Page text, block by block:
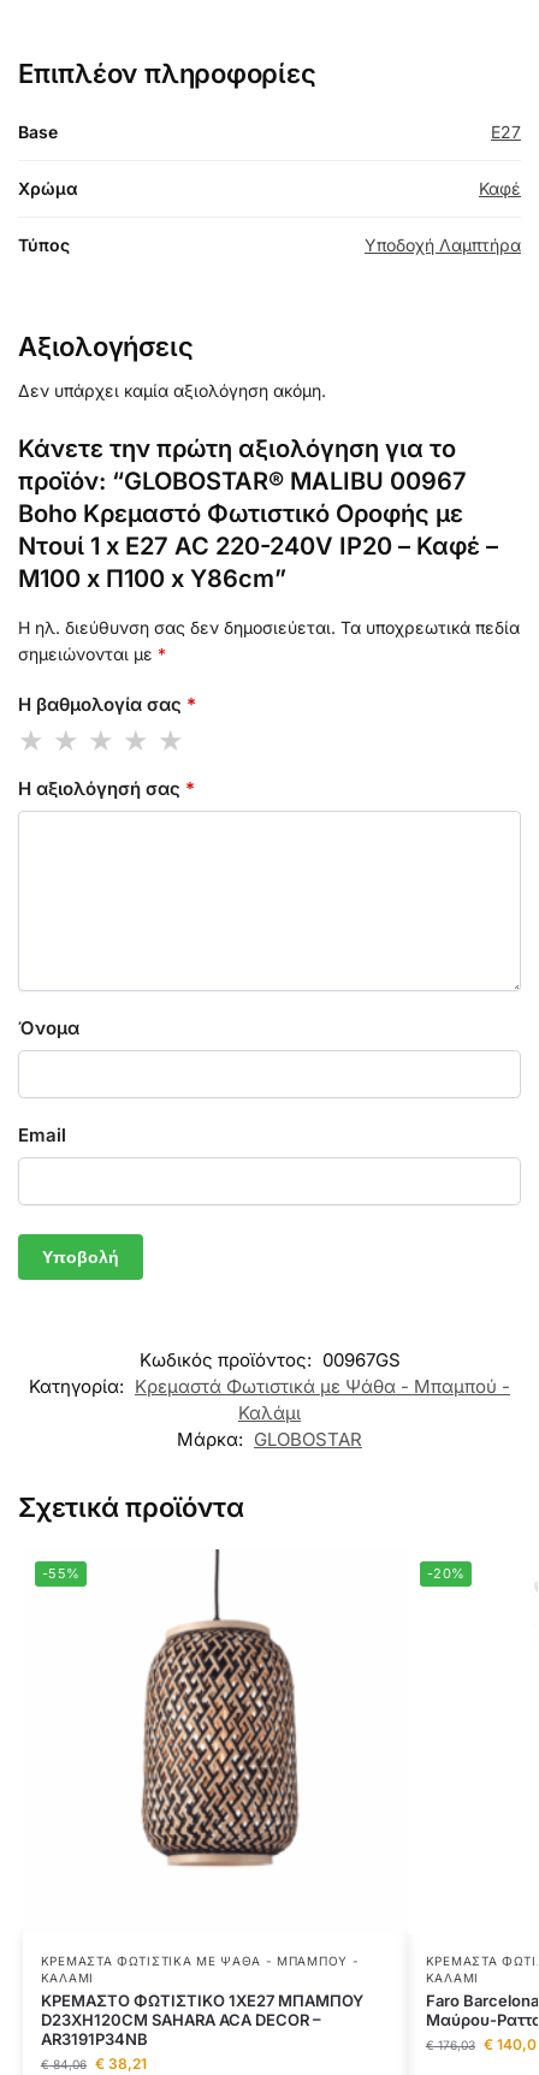
Επιπλέον πληροφορίες
Base E27
Χρώμα Καφέ
Τύπος Υποδοχή Λαμπτήρα
Αξιολογήσεις
Δεν υπάρχει καμία αξιολόγηση ακόμη.
Κάνετε την πρώτη αξιολόγηση για το
προϊόν: “GLOBOSTAR® MALIBU 00967
Boho Κρεμαστό Φωτιστικό Οροφής με
Ντουί 1 x E27 AC 220-240V IP20 – Καφέ –
Μ100 x Π100 x Y86cm”
Η ηλ. διεύθυνση σας δεν δημοσιεύεται. Τα υποχρεωτικά πεδία
σημειώνονται με *
Η βαθμολογία σας *
Η αξιολόγησή σας *
Όνομα
Email
Κωδικός προϊόντος: 00967GS
Κατηγορία: Κρεμαστά Φωτιστικά με Ψάθα - Μπαμπού -
Καλάμι
Μάρκα: GLOBOSTAR
Σχετικά προϊόντα
-55%
ΚΡΕΜΑΣΤΆ ΦΩΤΙΣΤΙΚΆ ΜΕ ΨΆΘΑ - ΜΠΑΜΠΟΎ -
ΚΑΛΆΜΙ
ΚΡΕΜΑΣΤΟ ΦΩΤΙΣΤΙΚΟ 1ΧΕ27 ΜΠΑΜΠΟΥ
D23XH120CM SAHARA ACA DECOR –
AR3191P34NB
€84,06 €38,21
-20%
ΚΡΕΜΑΣΤΆ
ΚΑΛΆΜΙ
Faro
Μαύρου-
€176,03 €